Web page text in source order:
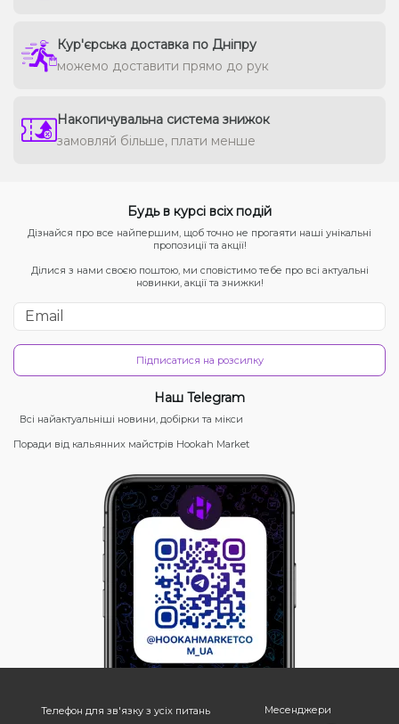
Кур'єрська доставка по Дніпру
можемо доставити прямо до рук
Накопичувальна система знижок
замовляй більше, плати менше
Будь в курсі всіх подій
Дізнайся про все найпершим, щоб точно не прогаяти наші унікальні
пропозиції та акції!
Ділися з нами своєю поштою, ми сповістимо тебе про всі актуальні
новинки, акції та знижки!
Підписатися на розсилку
Наш Telegram
Всі найактуальніші новини, добірки та мікси
Поради від кальянних майстрів Hookah Market
Телефон для зв'язку з усіх питань Месенджери